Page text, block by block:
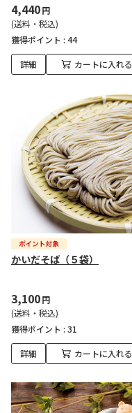
4,440円
(送料・税込)
獲得ポイント : 44
詳細 カートに入れる
かいだそば（５袋）
3,100円
(送料・税込)
獲得ポイント : 31
詳細 カートに入れる